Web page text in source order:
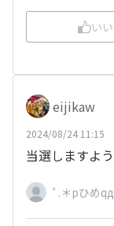
い
eijikaw
2024/08/24 11:15
当選しますよ
ﾟ.＊pひめ